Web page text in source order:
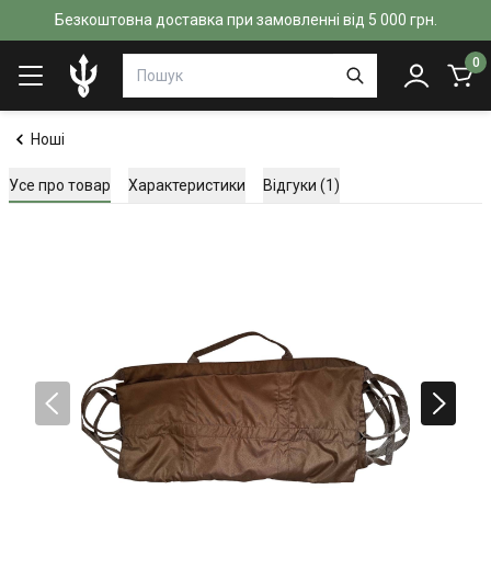
Безкоштовна доставка при замовленні від 5 000 грн.
0
Ноші
Усе про товар Характеристики Відгуки (1)